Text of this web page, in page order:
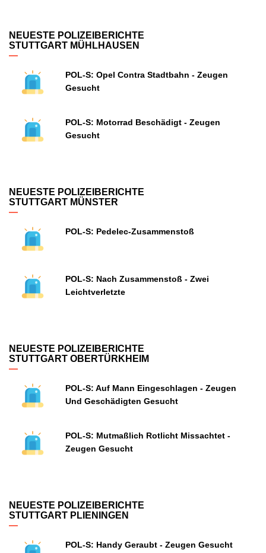
NEUESTE POLIZEIBERICHTE
STUTTGART MÜHLHAUSEN
POL-S: Opel Contra Stadtbahn - Zeugen
Gesucht
POL-S: Motorrad Beschädigt - Zeugen
Gesucht
NEUESTE POLIZEIBERICHTE
STUTTGART MÜNSTER
POL-S: Pedelec-Zusammenstoß
POL-S: Nach Zusammenstoß - Zwei
Leichtverletzte
NEUESTE POLIZEIBERICHTE
STUTTGART OBERTÜRKHEIM
POL-S: Auf Mann Eingeschlagen - Zeugen
Und Geschädigten Gesucht
POL-S: Mutmaßlich Rotlicht Missachtet -
Zeugen Gesucht
NEUESTE POLIZEIBERICHTE
STUTTGART PLIENINGEN
POL-S: Handy Geraubt - Zeugen Gesucht